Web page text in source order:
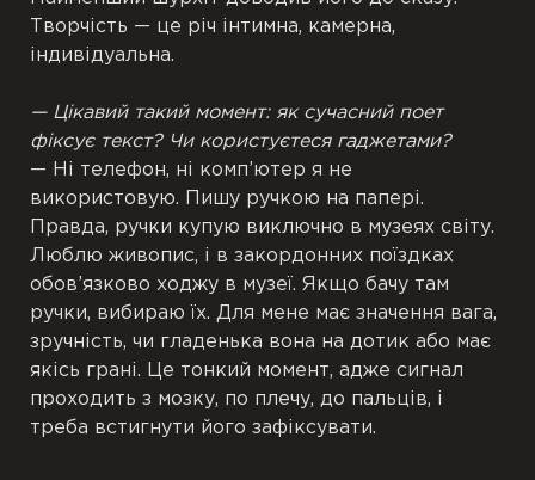
Творчість — це річ інтимна, камерна,
індивідуальна.
— Цікавий такий момент: як сучасний поет
фіксує текст? Чи користуєтеся гаджетами?
— Ні телефон, ні комп’ютер я не
використовую. Пишу ручкою на папері.
Правда, ручки купую виключно в музеях світу.
Люблю живопис, і в закордонних поїздках
обов’язково ходжу в музеї. Якщо бачу там
ручки, вибираю їх. Для мене має значення вага,
зручність, чи гладенька вона на дотик або має
якісь грані. Це тонкий момент, адже сигнал
проходить з мозку, по плечу, до пальців, і
треба встигнути його зафіксувати.